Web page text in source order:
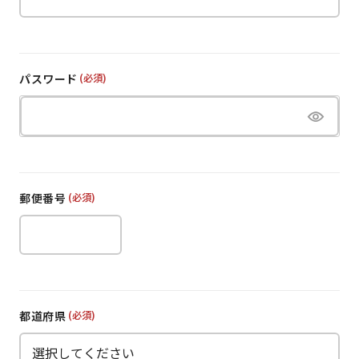
パスワード (必須)
郵便番号 (必須)
都道府県 (必須)